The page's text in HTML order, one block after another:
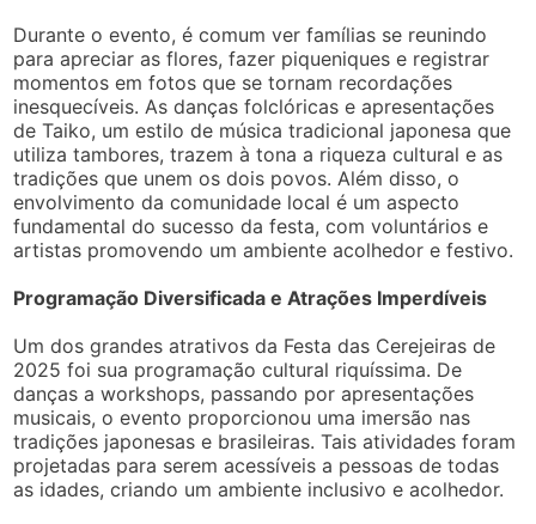
Durante o evento, é comum ver famílias se reunindo
para apreciar as flores, fazer piqueniques e registrar
momentos em fotos que se tornam recordações
inesquecíveis. As danças folclóricas e apresentações
de Taiko, um estilo de música tradicional japonesa que
utiliza tambores, trazem à tona a riqueza cultural e as
tradições que unem os dois povos. Além disso, o
envolvimento da comunidade local é um aspecto
fundamental do sucesso da festa, com voluntários e
artistas promovendo um ambiente acolhedor e festivo.
Programação Diversificada e Atrações Imperdíveis
Um dos grandes atrativos da Festa das Cerejeiras de
2025 foi sua programação cultural riquíssima. De
danças a workshops, passando por apresentações
musicais, o evento proporcionou uma imersão nas
tradições japonesas e brasileiras. Tais atividades foram
projetadas para serem acessíveis a pessoas de todas
as idades, criando um ambiente inclusivo e acolhedor.